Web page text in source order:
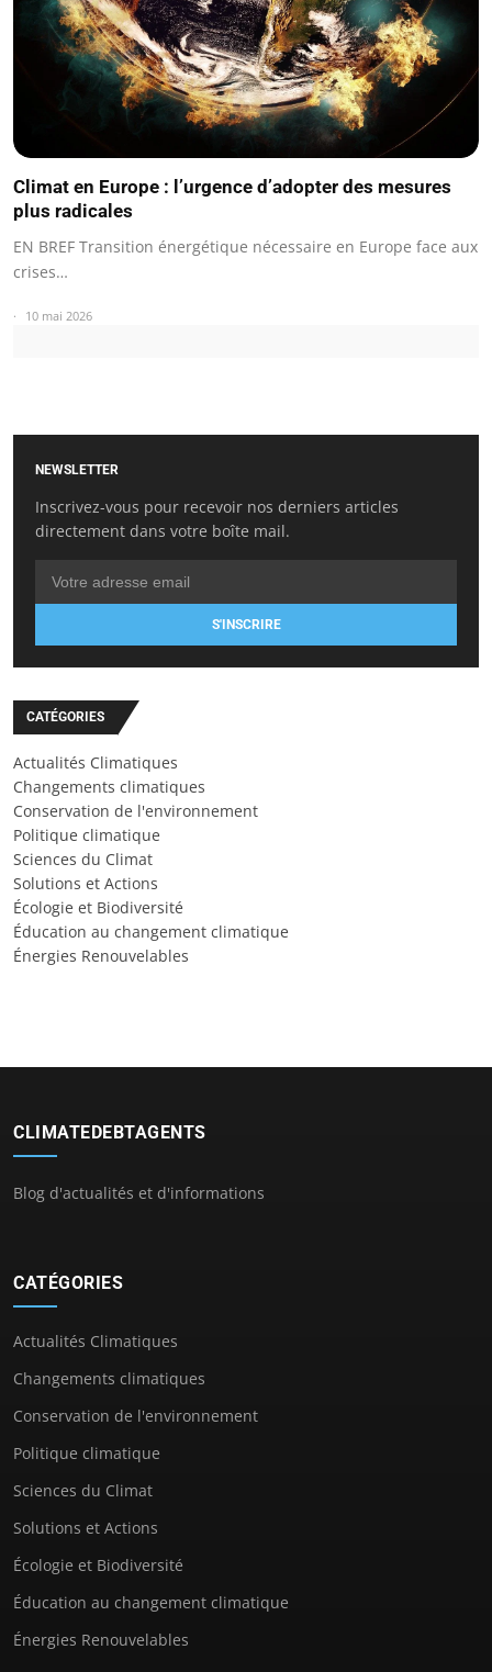
Climat en Europe : l’urgence d’adopter des mesures
plus radicales
EN BREF Transition énergétique nécessaire en Europe face aux
crises…
10 mai 2026
NEWSLETTER
Inscrivez-vous pour recevoir nos derniers articles
directement dans votre boîte mail.
S'INSCRIRE
CATÉGORIES
Actualités Climatiques
Changements climatiques
Conservation de l'environnement
Politique climatique
Sciences du Climat
Solutions et Actions
Écologie et Biodiversité
Éducation au changement climatique
Énergies Renouvelables
CLIMATEDEBTAGENTS
Blog d'actualités et d'informations
CATÉGORIES
Actualités Climatiques
Changements climatiques
Conservation de l'environnement
Politique climatique
Sciences du Climat
Solutions et Actions
Écologie et Biodiversité
Éducation au changement climatique
Énergies Renouvelables